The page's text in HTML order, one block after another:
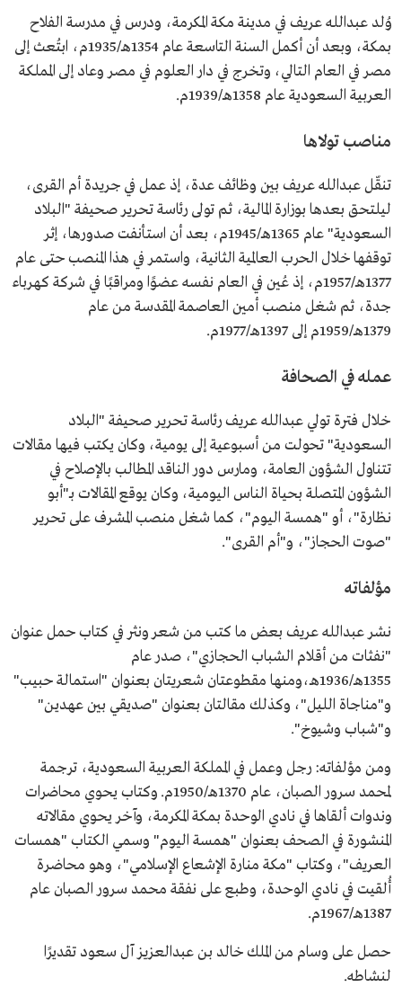
مكان الميلاد والوفاة
مكة المكرمة.
وُلد عبدالله عريف في مدينة مكة المكرمة، ودرس في مدرسة الفلاح
بمكة، وبعد أن أكمل السنة التاسعة عام 1354هـ/1935م، ابتُعث إلى
مصر في العام التالي، وتخرج في دار العلوم في مصر وعاد إلى المملكة
العربية السعودية عام 1358هـ/1939م.
مناصب تولاها
تنقّل عبدالله عريف بين وظائف عدة، إذ عمل في جريدة أم القرى،
ليلتحق بعدها بوزارة المالية، ثم تولى رئاسة تحرير صحيفة "البلاد
السعودية" عام 1365هـ/1945م، بعد أن استأنفت صدورها، إثر
توقفها خلال الحرب العالمية الثانية، واستمر في هذا المنصب حتى عام
1377هـ/1957م، إذ عُين في العام نفسه عضوًا ومراقبًا في شركة كهرباء
جدة، ثم شغل منصب أمين العاصمة المقدسة من عام
1379هـ/1959م إلى 1397هـ/1977م.
عمله في الصحافة
خلال فترة تولي عبدالله عريف رئاسة تحرير صحيفة "البلاد
السعودية" تحولت من أسبوعية إلى يومية، وكان يكتب فيها مقالات
تتناول الشؤون العامة، ومارس دور الناقد المطالب بالإصلاح في
الشؤون المتصلة بحياة الناس اليومية، وكان يوقع المقالات بـ"أبو
نظارة"، أو "همسة اليوم"، كما شغل منصب المشرف على تحرير
"صوت الحجاز"، و"أم القرى".
مؤلفاته
نشر عبدالله عريف بعض ما كتب من شعر ونثر في كتاب حمل عنوان
"نفثات من أقلام الشباب الحجازي"، صدر عام
1355هـ/1936هـ،ومنها مقطوعتان شعريتان بعنوان "استمالة حبيب"
و"مناجاة الليل"، وكذلك مقالتان بعنوان "صديقي بين عهدين"
و"شباب وشيوخ".
ومن مؤلفاته: رجل وعمل في المملكة العربية السعودية، ترجمة
لمحمد سرور الصبان، عام 1370هـ/1950م. وكتاب يحوي محاضرات
وندوات ألقاها في نادي الوحدة بمكة المكرمة، وآخر يحوي مقالاته
المنشورة في الصحف بعنوان "همسة اليوم" وسمي الكتاب "همسات
العريف"، وكتاب "مكة منارة الإشعاع الإسلامي"، وهو محاضرة
أُلقيت في نادي الوحدة، وطبع على نفقة محمد سرور الصبان عام
1387هـ/1967م.
حصل على وسام من الملك خالد بن عبدالعزيز آل سعود تقديرًا
لنشاطه.